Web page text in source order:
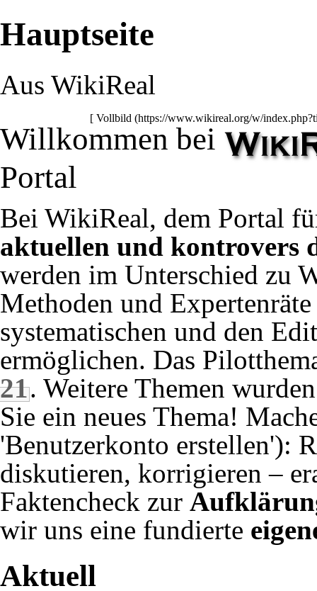
Hauptseite
Aus WikiReal
[ Vollbild
Willkommen bei
Portal
Bei WikiReal, dem Portal
aktuellen und kontrovers
werden im Unterschied zu
Methoden und Expertenräte
systematischen und den
ermöglichen. Das
21. Weitere Themen
Sie ein neues Thema!
'Benutzerkonto erstellen'):
diskutieren, korrigieren –
Faktencheck zur
wir uns eine fundierte
Aktuell